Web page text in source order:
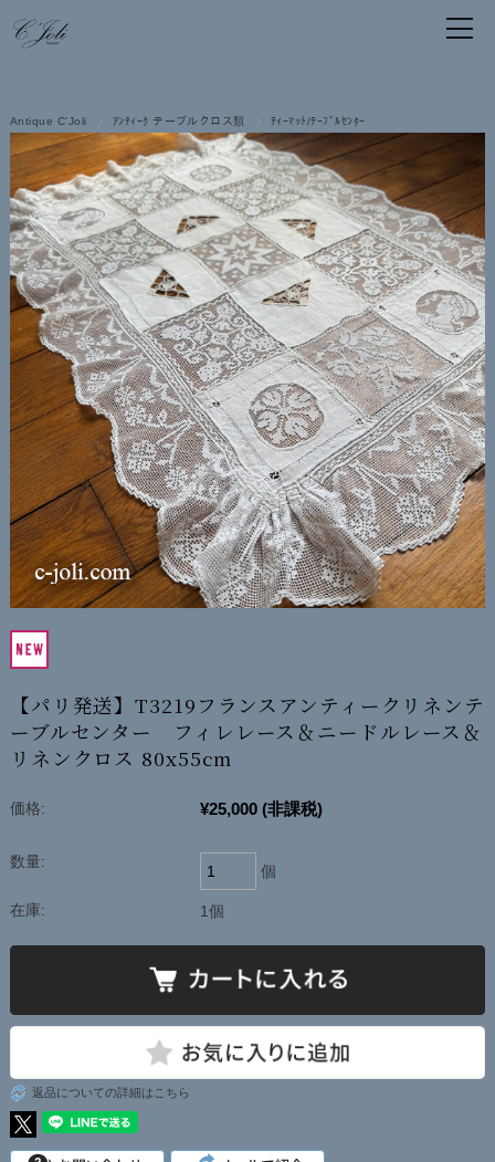
Antique C'Joli ｱﾝﾃｨｰｸ テーブルクロス類 ﾃｨｰﾏｯﾄ/ﾃｰﾌﾞﾙｾﾝﾀｰ
【パリ発送】T3219フランスアンティークリネンテ
ーブルセンター フィレレース＆ニードルレース＆
リネンクロス 80x55cm
価格: ¥25,000 (非課税)
数量:
個
在庫: 1個
返品についての詳細はこちら